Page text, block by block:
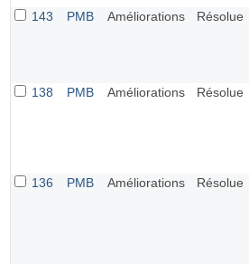
143
PMB Améliorations Résolue
138
PMB Améliorations Résolue
136
PMB Améliorations Résolue